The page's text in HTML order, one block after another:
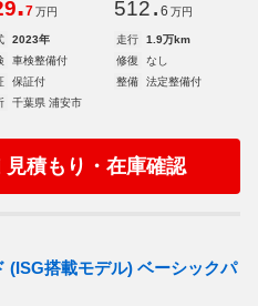
7 万円 512 6 万円
2023年 走行
1.9万km
車検整備付 修復
なし
保証付 整備
法定整備付
千葉県 浦安市
見積もり・在庫確認
(ISG搭載モデル) ベーシックパ